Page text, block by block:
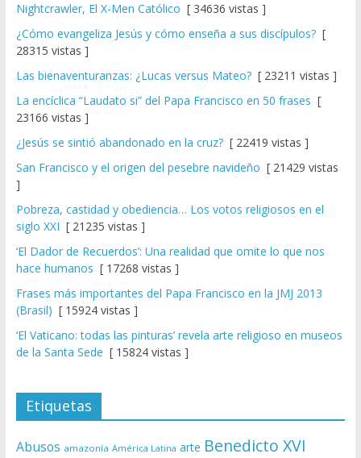
Nightcrawler, El X-Men Católico [ 34636 vistas ]
¿Cómo evangeliza Jesús y cómo enseña a sus discípulos?[
28315 vistas ]
Las bienaventuranzas: ¿Lucas versus Mateo?[ 23211 vistas ]
La encíclica “Laudato si” del Papa Francisco en 50 frases [
23166 vistas ]
¿Jesús se sintió abandonado en la cruz?[ 22419 vistas ]
San Francisco y el origen del pesebre navideño [ 21429 vistas
]
Pobreza, castidad y obediencia… Los votos religiosos en el
siglo XXI [ 21235 vistas ]
‘El Dador de Recuerdos’: Una realidad que omite lo que nos
hace humanos [ 17268 vistas ]
Frases más importantes del Papa Francisco en la JMJ 2013
(Brasil) [ 15924 vistas ]
‘El Vaticano: todas las pinturas’ revela arte religioso en museos
de la Santa Sede [ 15824 vistas ]
Etiquetas
Abusos amazonía América Latina arte Benedicto XVI